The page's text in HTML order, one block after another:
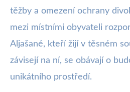
těžby a omezení ochrany
mezi místními obyvateli
Aljašané, kteří žijí v těsném
závisejí na ní, se obávají o
unikátního prostředí.